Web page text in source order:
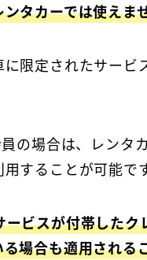
タカーでは使えま
に限定されたサービ
の場合は、レンタ
することが可能です
ービスが付帯したク
場合も適用される